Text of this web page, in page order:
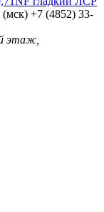
(мск) +7 (4852) 33-
этаж,